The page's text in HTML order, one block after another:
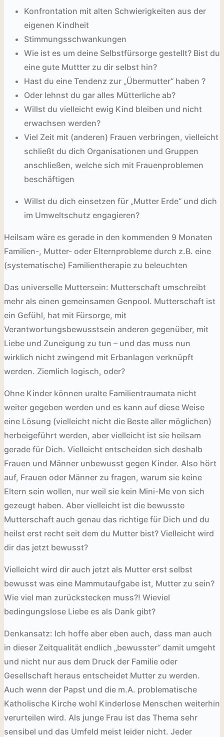
Konfrontation mit alten Schwierigkeiten aus der
eigenen Kindheit
Stimmungsschwankungen
Wie ist es um deine Selbstfürsorge gestellt? Bist du
eine gute Muttter zu dir selbst hin?
Hast du eine Tendenz zur „Übermutter“ haben ?
Oder lehnst du gar alles Mütterliche ab?
Willst du vielleicht ewig Kind bleiben und nicht
erwachsen werden?
Viel Zeit mit (anderen) Frauen verbringen, vielleicht
schließt du dich Organisationen und Gruppen
anschließen, welche sich mit Frauenproblemen
beschäftigen
Willst du dich einsetzen für „Mutter Erde“ und dich
im Umweltschutz engagieren?
Heilsam wäre es gerade in den kommenden 9 Monaten
Familien-, Mutter- oder Elternprobleme durch z.B. eine
(systematische) Familientherapie zu beleuchten
Das universelle Muttersein: Mutterschaft umschreibt
mehr als einen gemeinsamen Genpool. Mutterschaft ist
ein Gefühl, hat mit Fürsorge, mit
Verantwortungsbewusstsein anderen gegenüber, mit
Liebe und Zuneigung zu tun – und das muss nun
wirklich nicht zwingend mit Erbanlagen verknüpft
werden. Ziemlich logisch, oder?
Ohne Kinder können uralte Familientraumata nicht
weiter gegeben werden und es kann auf diese Weise
eine Lösung (vielleicht nicht die Beste aller möglichen)
herbeigeführt werden, aber vielleicht ist sie heilsam
gerade für Dich. Vielleicht entscheiden sich deshalb
Frauen und Männer unbewusst gegen Kinder. Also hört
auf, Frauen oder Männer zu fragen, warum sie keine
Eltern sein wollen, nur weil sie kein Mini-Me von sich
gezeugt haben. Aber vielleicht ist die bewusste
Mutterschaft auch genau das richtige für Dich und du
heilst erst recht seit dem du Mutter bist? Vielleicht wird
dir das jetzt bewusst?
Vielleicht wird dir auch jetzt als Mutter erst selbst
bewusst was eine Mammutaufgabe ist, Mutter zu sein?
Wie viel man zurückstecken muss?! Wieviel
bedingungslose Liebe es als Dank gibt?
Denkansatz: Ich hoffe aber eben auch, dass man auch
in dieser Zeitqualität endlich „bewusster“ damit umgeht
und nicht nur aus dem Druck der Familie oder
Gesellschaft heraus entscheidet Mutter zu werden.
Auch wenn der Papst und die m.A. problematische
Katholische Kirche wohl Kinderlose Menschen weiterhin
verurteilen wird. Als junge Frau ist das Thema sehr
sensibel und das Umfeld meist leider nicht. Jeder